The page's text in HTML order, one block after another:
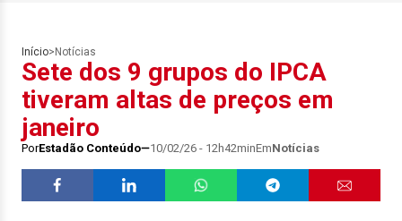
Início> Notícias
Sete dos 9 grupos do IPCA
tiveram altas de preços em
janeiro
PorEstadão Conteúdo 10/02/26 - 12h42minEmNotícias